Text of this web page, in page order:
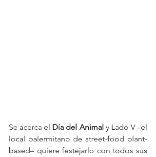
Se acerca el Día del Animal y Lado V –el
local palermitano de street-food plant-
based– quiere festejarlo con todos sus